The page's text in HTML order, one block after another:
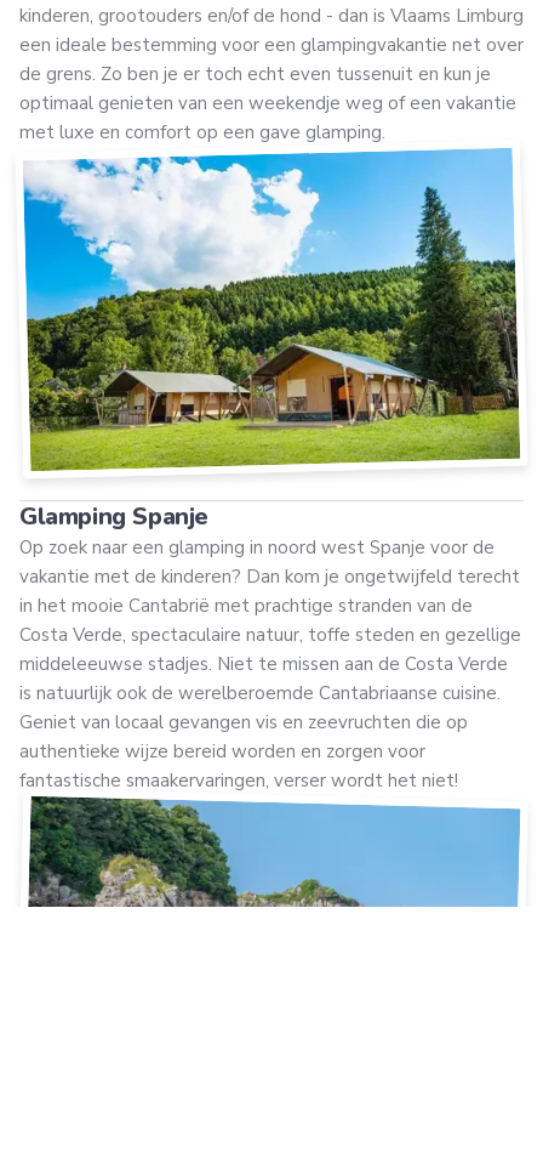
kinderen, grootouders en/of de hond - dan is Vlaams Limburg
een ideale bestemming voor een glampingvakantie net over
de grens. Zo ben je er toch echt even tussenuit en kun je
optimaal genieten van een weekendje weg of een vakantie
met luxe en comfort op een gave glamping.
Glamping Spanje
Op zoek naar een glamping in noord west Spanje voor de
vakantie met de kinderen? Dan kom je ongetwijfeld terecht
in het mooie Cantabrië met prachtige stranden van de
Costa Verde, spectaculaire natuur, toffe steden en gezellige
middeleeuwse stadjes. Niet te missen aan de Costa Verde
is natuurlijk ook de werelberoemde Cantabriaanse cuisine.
Geniet van locaal gevangen vis en zeevruchten die op
authentieke wijze bereid worden en zorgen voor
fantastische smaakervaringen, verser wordt het niet!